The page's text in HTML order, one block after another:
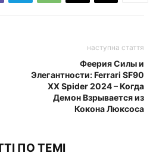
наступна стаття
Феерия Силы и
Элегантности: Ferrari SF90
XX Spider 2024 – Когда
Демон Взрывается из
Кокона Люксоса
ПО ТЕМІ